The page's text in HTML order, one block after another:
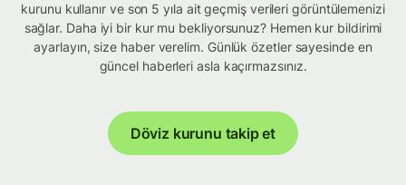
kurunu kullanır ve son 5 yıla ait geçmiş verileri görüntülemenizi
sağlar. Daha iyi bir kur mu bekliyorsunuz? Hemen kur bildirimi
ayarlayın, size haber verelim. Günlük özetler sayesinde en
güncel haberleri asla kaçırmazsınız.
Döviz kurunu takip et